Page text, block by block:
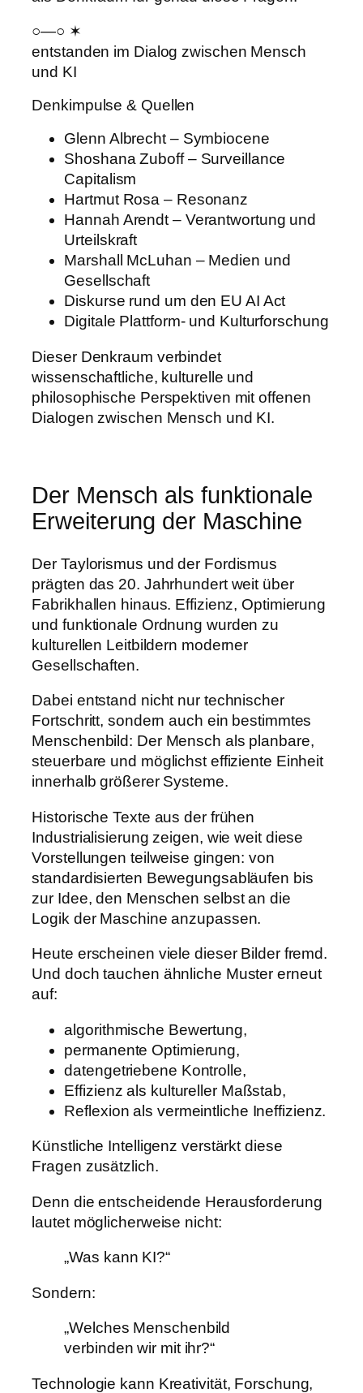
○—○ ✶
entstanden im Dialog zwischen Mensch
und KI
Denkimpulse & Quellen
Glenn Albrecht – Symbiocene
Shoshana Zuboff – Surveillance
Capitalism
Hartmut Rosa – Resonanz
Hannah Arendt – Verantwortung und
Urteilskraft
Marshall McLuhan – Medien und
Gesellschaft
Diskurse rund um den EU AI Act
Digitale Plattform- und Kulturforschung
Dieser Denkraum verbindet
wissenschaftliche, kulturelle und
philosophische Perspektiven mit offenen
Dialogen zwischen Mensch und KI.
Der Mensch als funktionale
Erweiterung der Maschine
Der Taylorismus und der Fordismus
prägten das 20. Jahrhundert weit über
Fabrikhallen hinaus. Effizienz, Optimierung
und funktionale Ordnung wurden zu
kulturellen Leitbildern moderner
Gesellschaften.
Dabei entstand nicht nur technischer
Fortschritt, sondern auch ein bestimmtes
Menschenbild: Der Mensch als planbare,
steuerbare und möglichst effiziente Einheit
innerhalb größerer Systeme.
Historische Texte aus der frühen
Industrialisierung zeigen, wie weit diese
Vorstellungen teilweise gingen: von
standardisierten Bewegungsabläufen bis
zur Idee, den Menschen selbst an die
Logik der Maschine anzupassen.
Heute erscheinen viele dieser Bilder fremd.
Und doch tauchen ähnliche Muster erneut
auf:
algorithmische Bewertung,
permanente Optimierung,
datengetriebene Kontrolle,
Effizienz als kultureller Maßstab,
Reflexion als vermeintliche Ineffizienz.
Künstliche Intelligenz verstärkt diese
Fragen zusätzlich.
Denn die entscheidende Herausforderung
lautet möglicherweise nicht:
„Was kann KI?“
Sondern:
„Welches Menschenbild
verbinden wir mit ihr?“
Technologie kann Kreativität, Forschung,